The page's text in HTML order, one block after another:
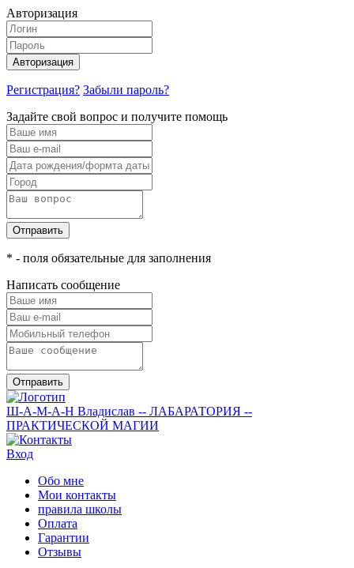
Авторизация
Авторизация
Регистрация? Забыли пароль?
Задайте свой вопрос и получите помощь
Отправить
* - поля обязательные для заполнения
Написать сообщение
Отправить
Ш-А-М-А-Н Владислав -- ЛАБАРАТОРИЯ --
ПРАКТИЧЕСКОЙ МАГИИ
Вход
Обо мне
Мои контакты
правила школы
Оплата
Гарантии
Отзывы